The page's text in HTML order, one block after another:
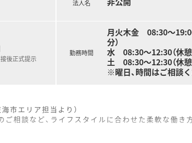
後正式提示
法人名
勤務時間
月火木金 08:30～
分）
水 08:30～12:30（休憩
土 08:30～12:30（休憩
※曜日、時間はご相談く
市エリア担当より）
相談など、ライフスタイルに合わせた柔軟な働き